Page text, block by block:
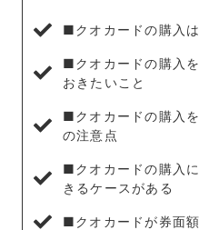
■クオカードの購入
■クオカードの購入
おきたいこと
■クオカードの購入
の注意点
■クオカードの購入
きるケースがある
■クオカードが券面